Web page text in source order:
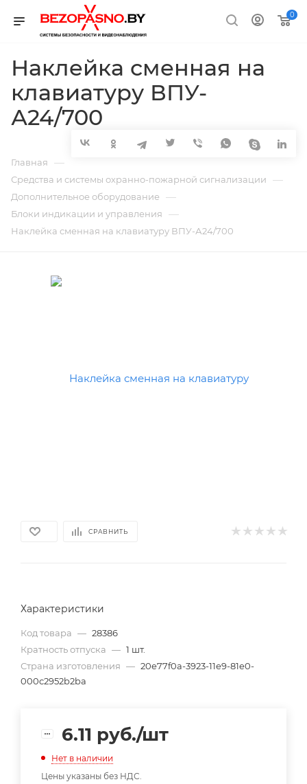
0
Наклейка сменная на
клавиатуру ВПУ-
А24/700
Главная —
Средства и системы охранно-пожарной сигнализации —
Дополнительное оборудование —
Блоки индикации и управления —
Наклейка сменная на клавиатуру ВПУ-А24/700
СРАВНИТЬ
Характеристики
Код товара — 28386
Кратность отпуска — 1 шт.
Страна изготовления — 20e77f0a-3923-11e9-81e0-
000c2952b2ba
6.11 руб./шт
Нет в наличии
Цены указаны без НДС.